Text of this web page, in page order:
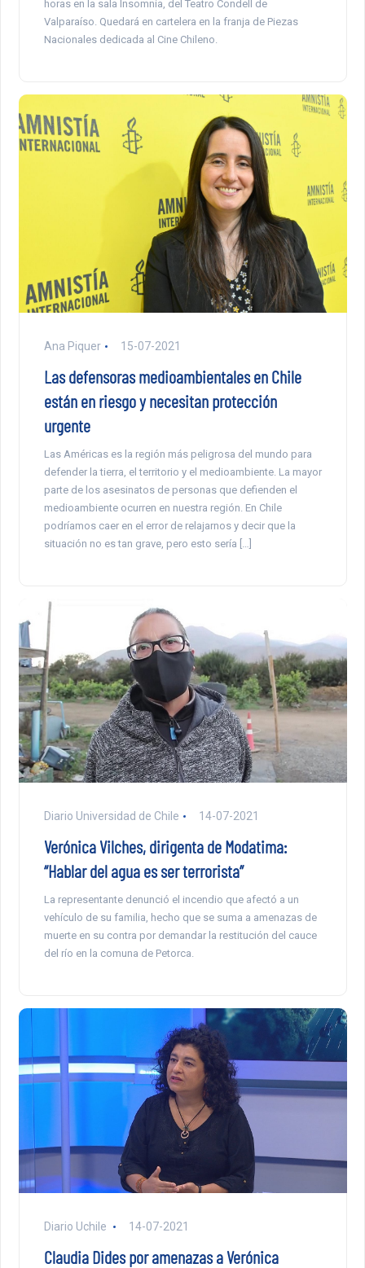
horas en la sala Insomnia, del Teatro Condell de
Valparaíso. Quedará en cartelera en la franja de Piezas
Nacionales dedicada al Cine Chileno.
Ana Piquer 15-07-2021
Las defensoras medioambientales en Chile
están en riesgo y necesitan protección
urgente
Las Américas es la región más peligrosa del mundo para
defender la tierra, el territorio y el medioambiente. La mayor
parte de los asesinatos de personas que defienden el
medioambiente ocurren en nuestra región. En Chile
podríamos caer en el error de relajarnos y decir que la
situación no es tan grave, pero esto sería […]
Diario Universidad de Chile 14-07-2021
Verónica Vilches, dirigenta de Modatima:
“Hablar del agua es ser terrorista”
La representante denunció el incendio que afectó a un
vehículo de su familia, hecho que se suma a amenazas de
muerte en su contra por demandar la restitución del cauce
del río en la comuna de Petorca.
Diario Uchile 14-07-2021
Claudia Dides por amenazas a Verónica